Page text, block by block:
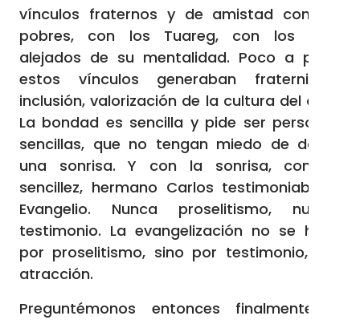
vínculos fraternos y de amistad con los
pobres, con los Tuareg, con los más
alejados de su mentalidad. Poco a poco
estos vínculos generaban fraternidad,
inclusión, valorización de la cultura del otro.
La bondad es sencilla y pide ser personas
sencillas, que no tengan miedo de donar
una sonrisa. Y con la sonrisa, con su
sencillez, hermano Carlos testimoniaba el
Evangelio. Nunca proselitismo, nunca:
testimonio. La evangelización no se hace
por proselitismo, sino por testimonio, por
atracción.
Preguntémonos entonces finalmente si